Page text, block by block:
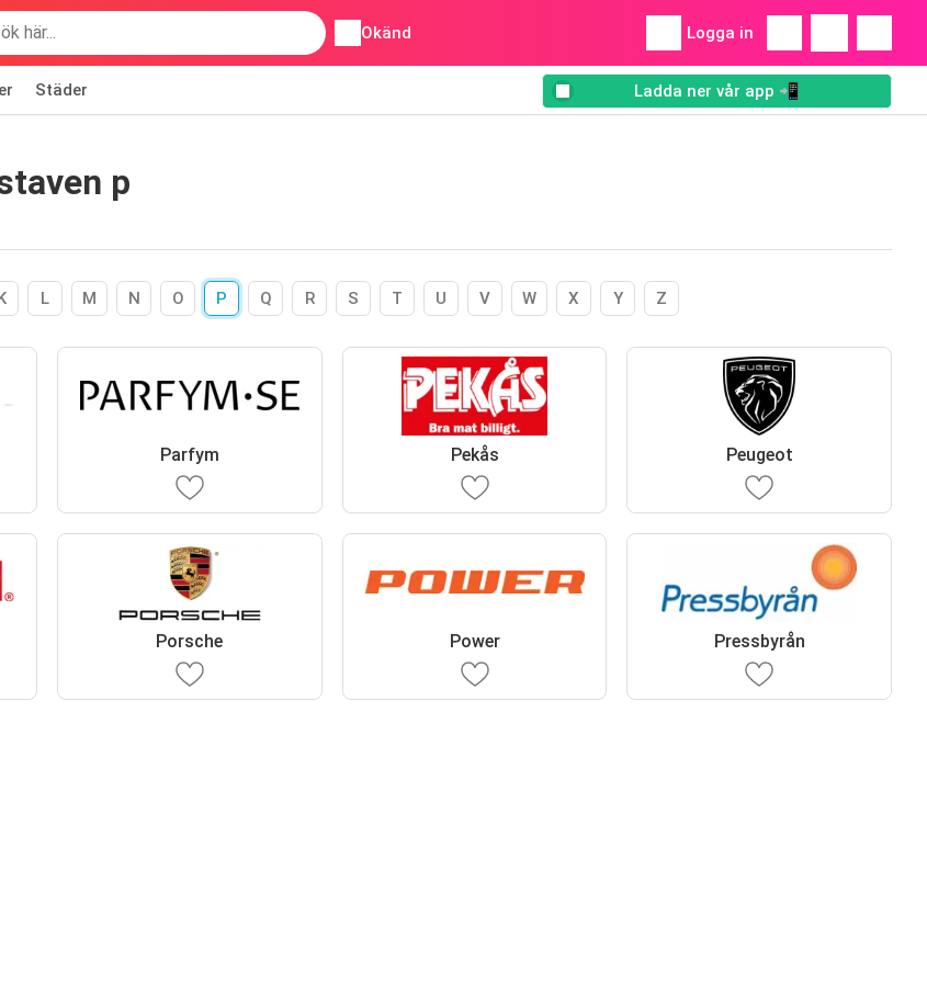
Okänd Logga in
Städer Ladda ner vår app 📲
p
L M N O P Q R S T U V W X Y Z
Parfym Pekås Peugeot
Porsche Power Pressbyrån